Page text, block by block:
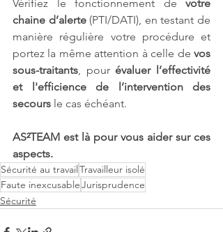
Vérifiez le fonctionnement de votre
chaine d’alerte (PTI/DATI), en testant de
manière régulière votre procédure et
portez la même attention à celle de vos
sous-traitants, pour évaluer l’effectivité
et l'efficience de l’intervention des
secours le cas échéant.
AS²TEAM est là pour vous aider sur ces
aspects.
Sécurité au travailTravailleur isolé
Faute inexcusableJurisprudence
Sécurité